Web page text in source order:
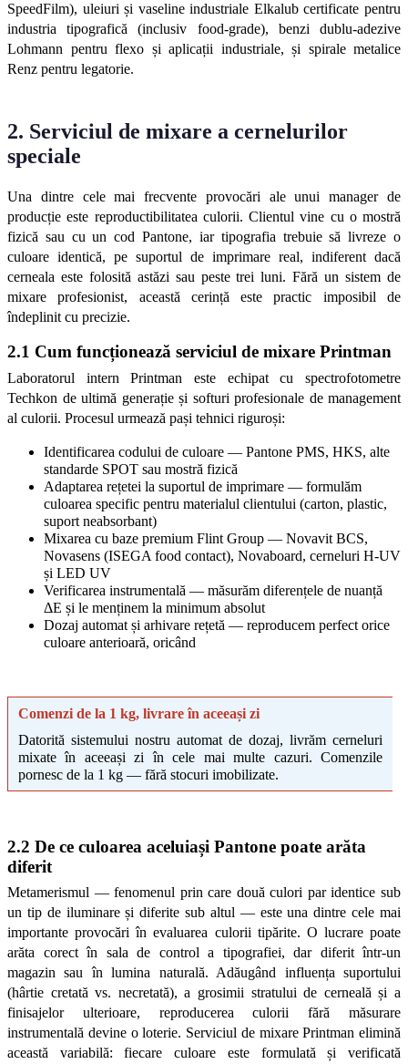
SpeedFilm), uleiuri și vaseline industriale Elkalub certificate pentru
industria tipografică (inclusiv food-grade), benzi dublu-adezive
Lohmann pentru flexo și aplicații industriale, și spirale metalice
Renz pentru legatorie.
2. Serviciul de mixare a cernelurilor
speciale
Una dintre cele mai frecvente provocări ale unui manager de
producție este reproductibilitatea culorii. Clientul vine cu o mostră
fizică sau cu un cod Pantone, iar tipografia trebuie să livreze o
culoare identică, pe suportul de imprimare real, indiferent dacă
cerneala este folosită astăzi sau peste trei luni. Fără un sistem de
mixare profesionist, această cerință este practic imposibil de
îndeplinit cu precizie.
2.1 Cum funcționează serviciul de mixare Printman
Laboratorul intern Printman este echipat cu spectrofotometre
Techkon de ultimă generație și softuri profesionale de management
al culorii. Procesul urmează pași tehnici riguroși:
Identificarea codului de culoare — Pantone PMS, HKS, alte
standarde SPOT sau mostră fizică
Adaptarea rețetei la suportul de imprimare — formulăm
culoarea specific pentru materialul clientului (carton, plastic,
suport neabsorbant)
Mixarea cu baze premium Flint Group — Novavit BCS,
Novasens (ISEGA food contact), Novaboard, cerneluri H-UV
și LED UV
Verificarea instrumentală — măsurăm diferențele de nuanță
ΔE și le menținem la minimum absolut
Dozaj automat și arhivare rețetă — reproducem perfect orice
culoare anterioară, oricând
Comenzi de la 1 kg, livrare în aceeași zi
Datorită sistemului nostru automat de dozaj, livrăm cerneluri
mixate în aceeași zi în cele mai multe cazuri. Comenzile
pornesc de la 1 kg — fără stocuri imobilizate.
2.2 De ce culoarea aceluiași Pantone poate arăta
diferit
Metamerismul — fenomenul prin care două culori par identice sub
un tip de iluminare și diferite sub altul — este una dintre cele mai
importante provocări în evaluarea culorii tipărite. O lucrare poate
arăta corect în sala de control a tipografiei, dar diferit într-un
magazin sau în lumina naturală. Adăugând influența suportului
(hârtie cretată vs. necretată), a grosimii stratului de cerneală și a
finisajelor ulterioare, reproducerea culorii fără măsurare
instrumentală devine o loterie. Serviciul de mixare Printman elimină
această variabilă: fiecare culoare este formulată și verificată